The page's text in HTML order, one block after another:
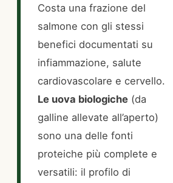
Costa una frazione del
salmone con gli stessi
benefici documentati su
infiammazione, salute
cardiovascolare e cervello.
Le uova biologiche (da
galline allevate all’aperto)
sono una delle fonti
proteiche più complete e
versatili: il profilo di